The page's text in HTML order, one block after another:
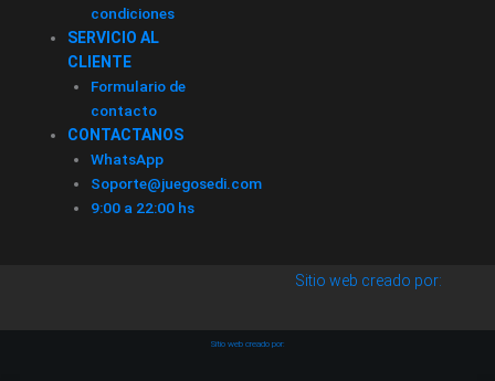
condiciones
SERVICIO AL
CLIENTE
Formulario de
contacto
CONTACTANOS
WhatsApp
Soporte@juegosedi.com
9:00 a 22:00 hs
Sitio web creado por:
Sitio web creado por: